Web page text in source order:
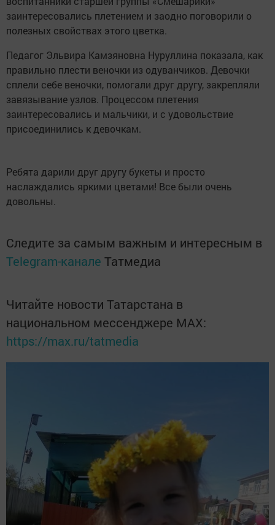
заинтересовались плетением и заодно поговорили о
полезных свойствах этого цветка.
Педагог Эльвира Камзяновна Нуруллина показала, как
правильно плести веночки из одуванчиков. Девочки
сплели себе веночки, помогали друг другу, закрепляли
завязывание узлов. Процессом плетения
заинтересовались и мальчики, и с удовольствие
присоединились к девочкам.
Ребята дарили друг другу букеты и просто
наслаждались яркими цветами! Все были очень
довольны.
Следите за самым важным и интересным в
Telegram-канале Татмедиа
Читайте новости Татарстана в
национальном мессенджере MАХ:
https://max.ru/tatmedia